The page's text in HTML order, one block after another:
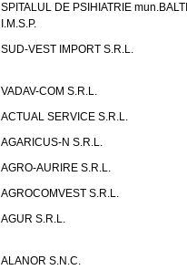
SPITALUL DE PSIHIATRIE mun.BALTI
I.M.S.P.
SUD-VEST IMPORT S.R.L.
VADAV-COM S.R.L.
ACTUAL SERVICE S.R.L.
AGARICUS-N S.R.L.
AGRO-AURIRE S.R.L.
AGROCOMVEST S.R.L.
AGUR S.R.L.
ALANOR S.N.C.